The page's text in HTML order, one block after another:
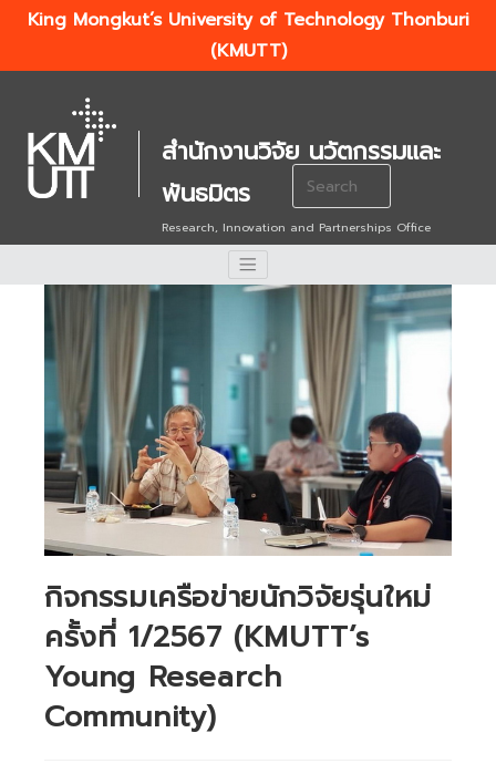
King Mongkut’s University of Technology Thonburi
(KMUTT)
สำนักงานวิจัย นวัตกรรมและ
พันธมิตร
Research, Innovation and Partnerships Office
Search
for:
กิจกรรมเครือข่ายนักวิจัยรุ่นใหม่
ครั้งที่ 1/2567 (KMUTT’s
Young Research
Community)